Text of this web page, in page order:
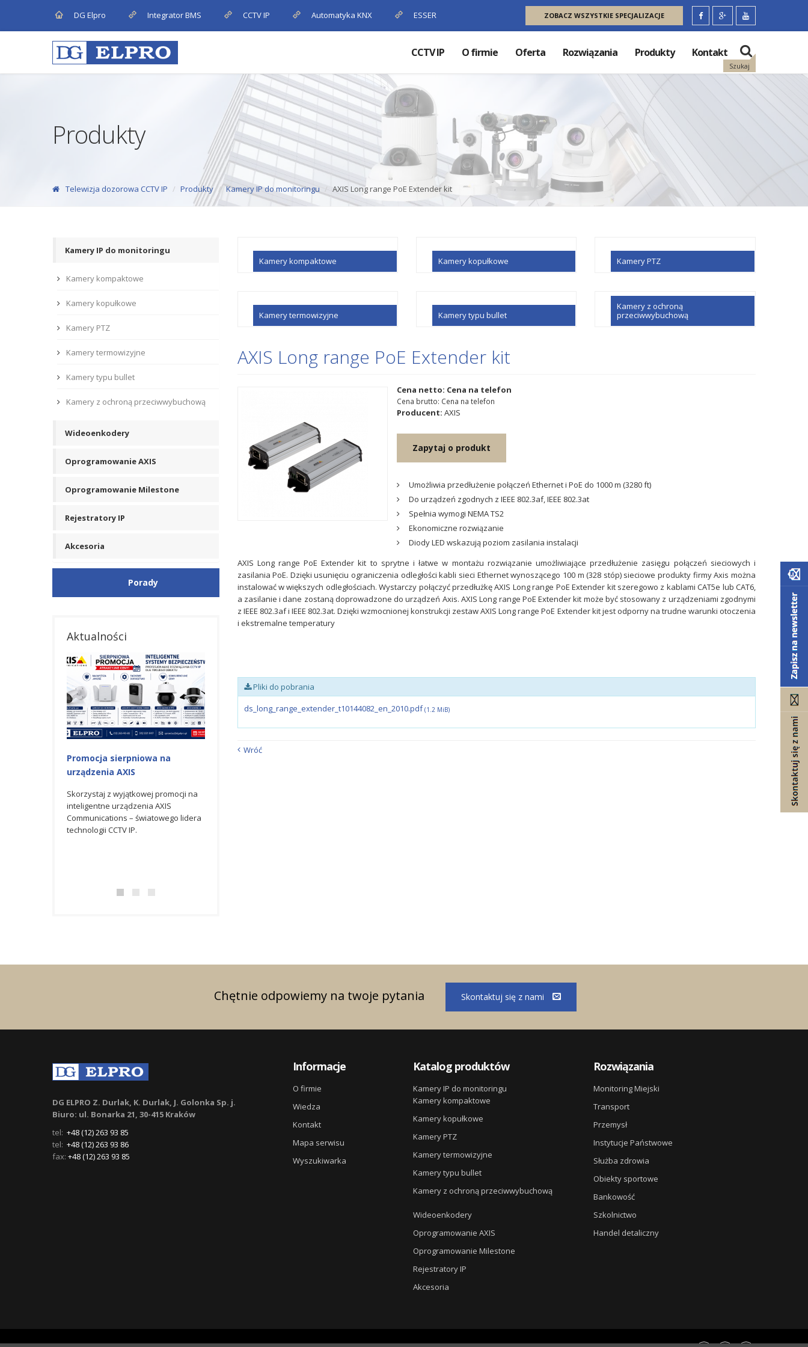
DG Elpro Integrator BMS CCTV IP Automatyka KNX ESSER ZOBACZ WSZYSTKIE SPECJALIZACJE
Szukaj
CCTV IP O firmie Oferta Rozwiązania Produkty Kontakt
Produkty
Telewizja dozorowa CCTV IP Produkty Kamery IP do monitoringu AXIS Long range PoE Extender kit
Kamery kompaktowe Kamery kopułkowe Kamery PTZ
Kamery termowizyjne Kamery typu bullet
Kamery z ochroną
przeciwwybuchową
AXIS Long range PoE Extender kit
Cena netto: Cena na telefon
Cena brutto: Cena na telefon
Producent: AXIS
Zapytaj o produkt
Umożliwia przedłużenie połączeń Ethernet i PoE do 1000 m (3280 ft)
Do urządzeń zgodnych z IEEE 802.3af, IEEE 802.3at
Spełnia wymogi NEMA TS2
Ekonomiczne rozwiązanie
Diody LED wskazują poziom zasilania instalacji
AXIS Long range PoE Extender kit to sprytne i łatwe w montażu rozwiązanie umożliwiające przedłużenie zasięgu połączeń sieciowych i
zasilania PoE. Dzięki usunięciu ograniczenia odległości kabli sieci Ethernet wynoszącego 100 m (328 stóp) sieciowe produkty firmy Axis można
instalować w większych odległościach. Wystarczy połączyć przedłużkę AXIS Long range PoE Extender kit szeregowo z kablami CAT5e lub CAT6,
a zasilanie i dane zostaną doprowadzone do urządzeń Axis. AXIS Long range PoE Extender kit może być stosowany z urządzeniami zgodnymi
z IEEE 802.3af i IEEE 802.3at. Dzięki wzmocnionej konstrukcji zestaw AXIS Long range PoE Extender kit jest odporny na trudne warunki otoczenia
i ekstremalne temperatury
Pliki do pobrania
ds_long_range_extender_t10144082_en_2010.pdf(1.2 MiB)
Wróć
Kamery IP do monitoringu
Kamery kompaktowe
Kamery kopułkowe
Kamery PTZ
Kamery termowizyjne
Kamery typu bullet
Kamery z ochroną przeciwwybuchową
Wideoenkodery
Oprogramowanie AXIS
Oprogramowanie Milestone
Rejestratory IP
Akcesoria
Porady
Aktualności
Promocja sierpniowa na
urządzenia AXIS
Skorzystaj z wyjątkowej promocji na
inteligentne urządzenia AXIS
Communications – światowego lidera
technologii CCTV IP.
Chętnie odpowiemy na twoje pytania Skontaktuj się z nami
DG ELPRO Z. Durlak, K. Durlak, J. Golonka Sp. j.
Biuro: ul. Bonarka 21, 30-415 Kraków
tel: +48 (12) 263 93 85
tel: +48 (12) 263 93 86
fax: +48 (12) 263 93 85
Informacje
O firmie
Wiedza
Kontakt
Mapa serwisu
Wyszukiwarka
Katalog produktów
Kamery IP do monitoringu
Kamery kompaktowe
Kamery kopułkowe
Kamery PTZ
Kamery termowizyjne
Kamery typu bullet
Kamery z ochroną przeciwwybuchową
Wideoenkodery
Oprogramowanie AXIS
Oprogramowanie Milestone
Rejestratory IP
Akcesoria
Rozwiązania
Monitoring Miejski
Transport
Przemysł
Instytucje Państwowe
Służba zdrowia
Obiekty sportowe
Bankowość
Szkolnictwo
Handel detaliczny